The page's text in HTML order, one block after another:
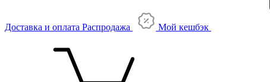
Доставка и оплата Распродажа Мой кешбэк